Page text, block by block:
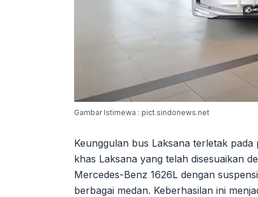
Gambar Istimewa : pict.sindonews.net
Keunggulan bus Laksana terletak
khas Laksana yang telah disesuaikan
Mercedes-Benz 1626L dengan
berbagai medan. Keberhasilan ini